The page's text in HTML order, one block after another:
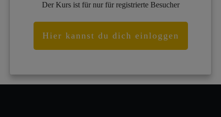
Der Kurs ist für nur für registrierte Besucher
Hier kannst du dich einloggen